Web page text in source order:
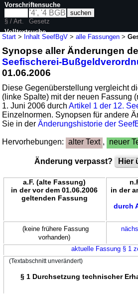
Start > Inhalt SeefBgV >alle Fassungen >
Synopse aller Änderungen
Seefischerei-
01.06.2006
Diese Gegenüberstellung vergleicht
(linke Spalte) mit der neuen Fassung
1. Juni 2006 durchArtikel 1 der 12.
Einzelnormen. Synopsen für andere
Sie in derÄnderungshistorie der
Hervorhebungen: alter Text , neuer
Änderung verpasst? Hier
a.F. (alte Fassung)
in der vor dem 01.06.2006
geltenden Fassung
in der
durch
(keine frühere Fassung
vorhanden)
aktuelle Fassung § 1
(Textabschnitt unverändert)
§ 1 Durchsetzung technischer
Vorschriftensuche
§ / Art.
Gesetz
Volltextsuche
nur in SeefBgV